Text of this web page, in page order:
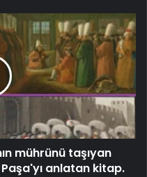
mührünü taşıyan
anlatan kitap.